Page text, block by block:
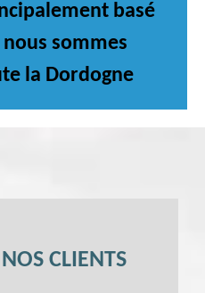
basé
sommes
la Dordogne
CLIENTS